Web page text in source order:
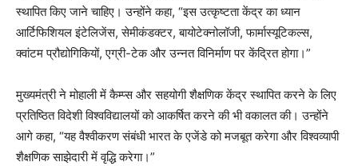
स्थापित किए जाने चाहिए। उन्होंने कहा, “इस उत्कृष्टता केंद्र का ध्यान
आर्टिफिशियल इंटेलिजेंस, सेमीकंडक्टर, बायोटेक्नोलॉजी, फार्मास्यूटिकल्स,
क्वांटम प्रौद्योगिकियों, एग्री-टेक और उन्नत विनिर्माण पर केंद्रित होगा।”
मुख्यमंत्री ने मोहाली में कैम्प्स और सहयोगी शैक्षणिक केंद्र स्थापित करने के लिए
प्रतिष्ठित विदेशी विश्वविद्यालयों को आकर्षित करने की भी वकालत की। उन्होंने
आगे कहा, “यह वैश्वीकरण संबंधी भारत के एजेंडे को मजबूत करेगा और विश्वव्यापी
शैक्षणिक साझेदारी में वृद्धि करेगा।”